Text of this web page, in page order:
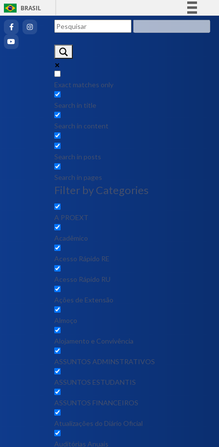
BRASIL
Exact matches only
Search in title
Search in content
Search in posts
Search in pages
Filter by Categories
A PROEXT
Acadêmico
Acesso Rápido RE
Acesso Rápido RU
Ações de Extensão
Almoço
Alojamento e Convivência
ASSUNTOS ADMINSTRATIVOS
ASSUNTOS ESTUDANTIS
ASSUNTOS FINANCEIROS
Atualizações do Diário Oficial
Auditórias Anuais